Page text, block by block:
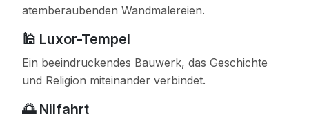
atemberaubenden Wandmalereien.
🕌 Luxor-Tempel
Ein beeindruckendes Bauwerk, das Geschichte
und Religion miteinander verbindet.
🌅 Nilfahrt